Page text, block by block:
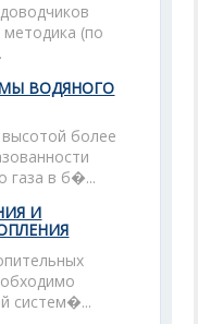
(по
ВОДЯНОГО
более
газа в б�...
И
систем�...